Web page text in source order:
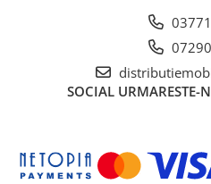
SOCIAL URMARESTE-